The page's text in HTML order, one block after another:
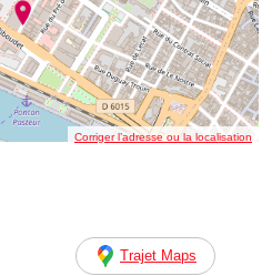
Corriger l’adresse ou la localisation
Trajet Maps